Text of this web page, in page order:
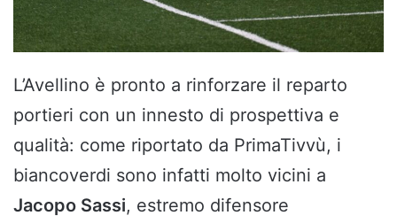
L’Avellino è pronto a rinforzare il reparto
portieri con un innesto di prospettiva e
qualità: come riportato da PrimaTivvù, i
biancoverdi sono infatti molto vicini a
Jacopo Sassi, estremo difensore